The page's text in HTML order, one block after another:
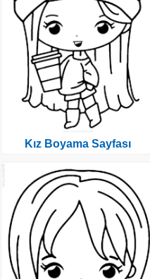
Kız Boyama Sayfası